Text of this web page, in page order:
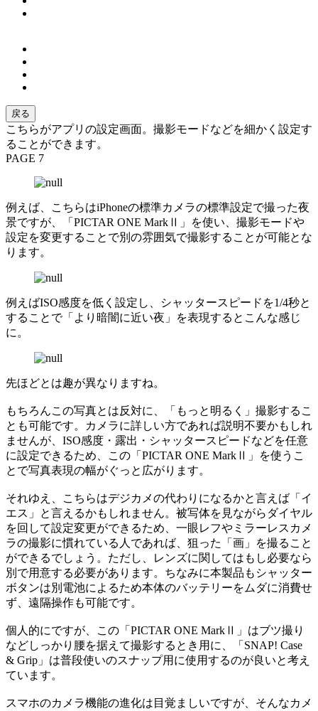
戻る
こちらがアプリの設定画面。撮影モードなどを細かく設定す
ることができます。
PAGE 7
例えば、こちらはiPhoneの標準カメラの標準設定で撮った夜
景ですが、「PICTAR ONE MarkⅡ」を使い、撮影モードや
設定を変更することで別の雰囲気で撮影することが可能とな
ります。
例えばISO感度を低く設定し、シャッタースピードを1/4秒と
することで「より暗闇に近い夜」を表現するとこんな感じ
に。
先ほどとは趣が異なりますね。
もちろんこの写真とは反対に、「もっと明るく」撮影するこ
とも可能です。カメラに詳しい方であれば説明不要かもしれ
ませんが、ISO感度・露出・シャッタースピードなどを任意
に設定できるため、この「PICTAR ONE MarkⅡ」を使うこ
とで写真表現の幅がぐっと広がります。
それゆえ、こちらはデジカメの代わりになるかと言えば「イ
エス」と言えるかもしれません。被写体を見ながらダイヤル
を回して設定変更ができるため、一眼レフやミラーレスカメ
ラの撮影に慣れている人であれば、狙った「画」を撮ること
ができるでしょう。ただし、レンズに関してはもし必要なら
別で用意する必要があります。ちなみに本製品もシャッター
ボタンは別電池によるため本体のバッテリーをムダに消費せ
ず、遠隔操作も可能です。
個人的にですが、この「PICTAR ONE MarkⅡ」はブツ撮り
などしっかり腰を据えて撮影するとき用に、「SNAP! Case
& Grip」は普段使いのスナップ用に使用するのが良いと考え
ています。
スマホのカメラ機能の進化は目覚ましいですが、そんなカメ